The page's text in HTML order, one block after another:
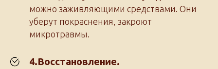
можно заживляющими средствами. Они
уберут покраснения, закроют
микротравмы.
4.Восстановление.